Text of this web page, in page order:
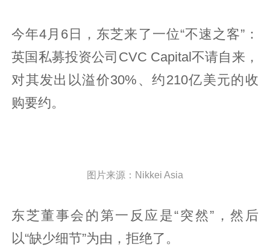
今年4月6日，东芝来了一位“不速之客”：
英国私募投资公司CVC Capital不请自来，
对其发出以溢价30%、约210亿美元的收
购要约。
图片来源：Nikkei Asia
东芝董事会的第一反应是“突然”，然后
以“缺少细节”为由，拒绝了。